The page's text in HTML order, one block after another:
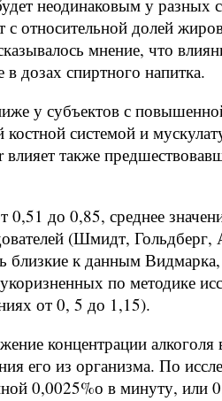
неодинаковым у разных
относительной долей
мнение, что
дозах спиртного напитка.
у субъектов с
системой и
также
до 0,85, среднее
(Шмидт, Гольдберг,
к данным Видмарка,
по методике
от 0, 5 до 1,15).
концентрации алкоголя
его из организма. По
0,0025%о в минуту, или